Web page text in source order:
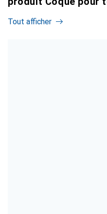
Tout afficher